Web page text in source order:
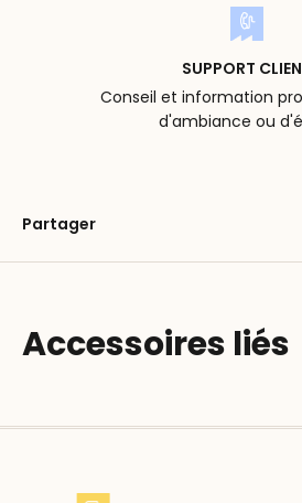
SUPPORT
Conseil et information
d'ambiance ou
Partager
Accessoires liés